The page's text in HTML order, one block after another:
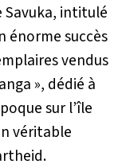
Savuka, intitulé
énorme succès
vendus
», dédié à
sur l’île
véritable